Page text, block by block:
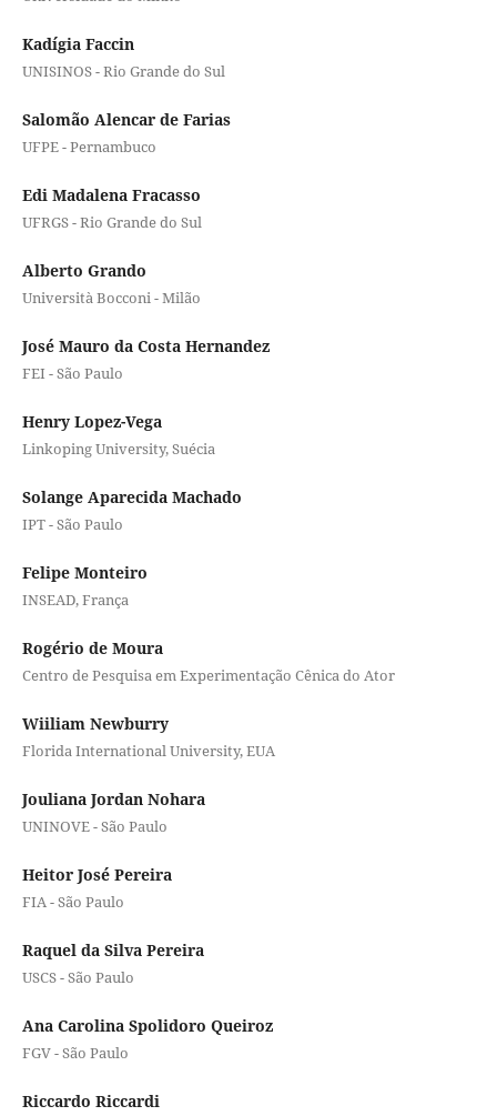
Kadígia Faccin
UNISINOS - Rio Grande do Sul
Salomão Alencar de Farias
UFPE - Pernambuco
Edi Madalena Fracasso
UFRGS - Rio Grande do Sul
Alberto Grando
Università Bocconi - Milão
José Mauro da Costa Hernandez
FEI - São Paulo
Henry Lopez-Vega
Linkoping University, Suécia
Solange Aparecida Machado
IPT - São Paulo
Felipe Monteiro
INSEAD, França
Rogério de Moura
Centro de Pesquisa em Experimentação Cênica do Ator
Wiiliam Newburry
Florida International University, EUA
Jouliana Jordan Nohara
UNINOVE - São Paulo
Heitor José Pereira
FIA - São Paulo
Raquel da Silva Pereira
USCS - São Paulo
Ana Carolina Spolidoro Queiroz
FGV - São Paulo
Riccardo Riccardi